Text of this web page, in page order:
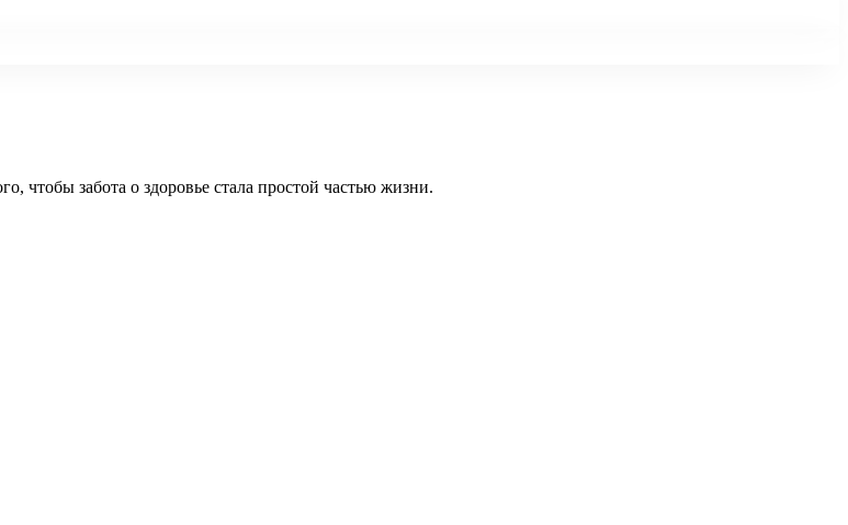
чтобы забота о здоровье стала простой частью жизни.